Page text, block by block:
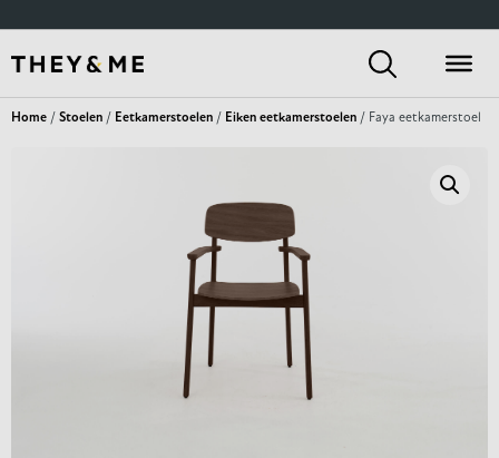
Home / Stoelen / Eetkamerstoelen / Eiken eetkamerstoelen / Faya eetkamerstoel